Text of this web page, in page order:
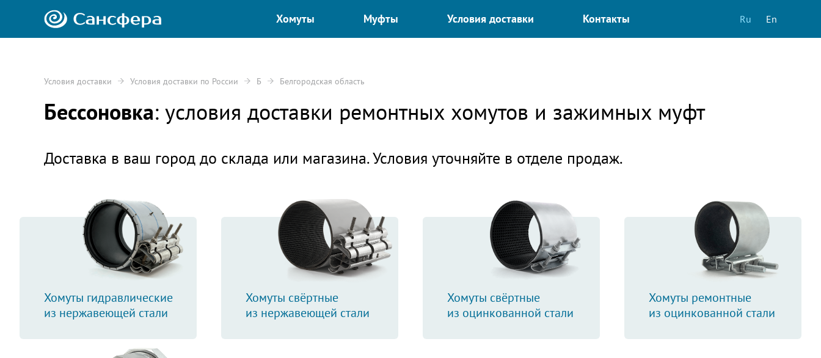
Ru En
Хомуты Муфты Условия доставки Контакты
Условия доставки Условия доставки по России Б Белгородская область
Бессоновка: условия доставки ремонтных хомутов и зажимных муфт
Доставка в ваш город до склада или магазина. Условия уточняйте в отделе продаж.
Хомуты гидравлические
из нержавеющей стали
Хомуты свёртные
из нержавеющей стали
Хомуты свёртные
из оцинкованной стали
Хомуты ремонтные
из оцинкованной стали